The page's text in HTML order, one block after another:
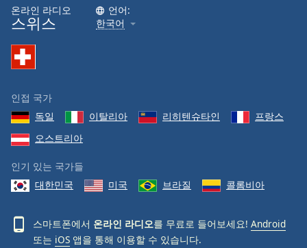
온라인 라디오
스위스
언어:
한국어
인접 국가
독일
이탈리아 리히텐슈타인
프랑스
오스트리아
인기 있는 국가들
대한민국
미국 브라질 콜롬비아
스마트폰에서 온라인 라디오를 무료로 들어보세요! Android
또는 iOS 앱을 통해 이용할 수 있습니다.